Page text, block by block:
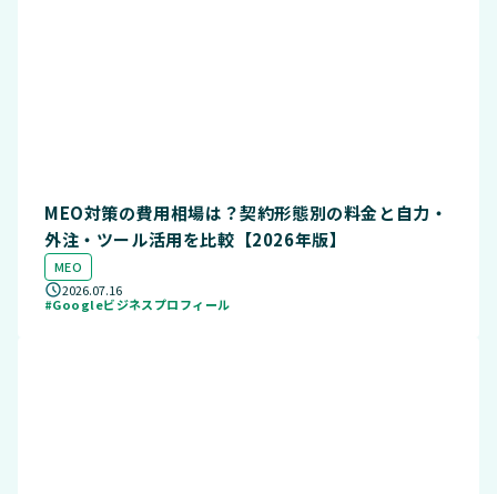
MEO対策の費用相場は？契約形態別の料金と自力・
外注・ツール活用を比較【2026年版】
MEO
2026.07.16
#Googleビジネスプロフィール